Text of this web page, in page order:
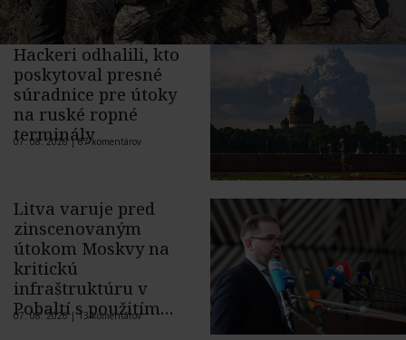
Hackeri odhalili, kto
poskytoval presné
súradnice pre útoky
na ruské ropné
terminály
07. 08. 2026 |67 komentárov
Litva varuje pred
zinscenovaným
útokom Moskvy na
kritickú
infraštruktúru v
Pobaltí s použitím
ukrajinského dronu
07. 08. 2026 |13 komentárov